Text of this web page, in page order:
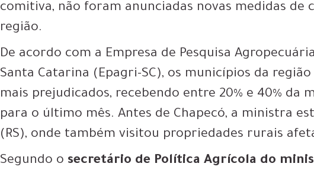
comitiva, não foram anunciadas novas medidas de
região.
De acordo com a Empresa de Pesquisa
Santa Catarina (Epagri-SC), os municípios da
mais prejudicados, recebendo entre 20% e 40% da
para o último mês. Antes de Chapecó, a ministra
(RS), onde também visitou propriedades rurais
Segundo o secretário de Política Agrícola do